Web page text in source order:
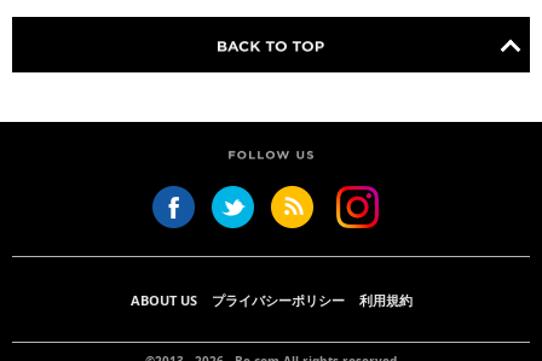
ABOUT US プライバシーポリシー 利用規約